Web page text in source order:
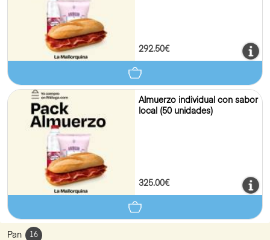
292.50€
Almuerzo individual con sabor
local (50 unidades)
325.00€
Pan 16